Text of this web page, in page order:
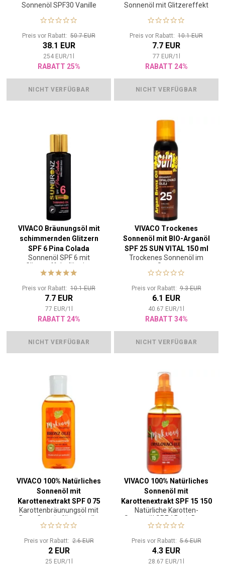
Sonnenöl SPF30 Vanille
Preis vor Rabatt: 50.7 EUR
38.1 EUR
254 EUR/1
RABATT 25%
NICHT VERFÜGBAR
100 ml
Sonnenöl mit Glitzereffekt
Preis vor Rabatt: 10.1 EUR
7.7 EUR
77 EUR/1
RABATT 24%
NICHT VERFÜGBAR
VIVACO Bräunungsöl mit
schimmernden Glitzern
SPF 6 Pina Colada
SUNBRONZ 100 ml
Sonnenöl SPF 6 mit
Glitzereffekt für eine
intensive Bräunung der Haut
bronzenen Teints der
Bräune.
Preis vor Rabatt: 10.1 EUR
7.7 EUR
77 EUR/1
RABATT 24%
NICHT VERFÜGBAR
VIVACO Trockenes
Sonnenöl mit BIO-Arganöl
SPF 25 SUN VITAL 150 ml
Trockenes Sonnenöl im
Spray
Preis vor Rabatt:9.3 EUR
6.1 EUR
40.67 EUR/1
RABATT 34%
NICHT VERFÜGBAR
VIVACO 100% Natürliches
Sonnenöl mit
Karottenextrakt SPF 0 75
ml
Karottenbräunungsöl mit
Beta-Carotin für schnelle
Bräunung
Preis vor Rabatt:2.6 EUR
2 EUR
25 EUR/1
VIVACO 100% Natürliches
Sonnenöl mit
Karottenextrakt SPF 15 150
ml
Natürliche Karotten-
Sonnenöl SPF 15 mit Beta-
Carotin für langanhaltende
Preis vor Rabatt:5.6 EUR
4.3 EUR
28.67 EUR/1